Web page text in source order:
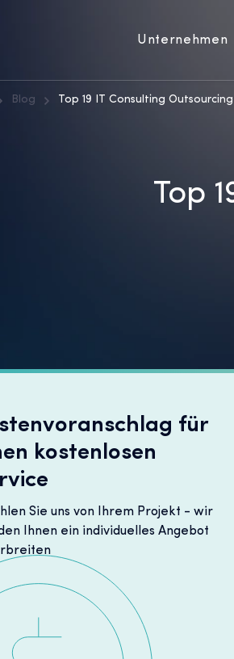
Unternehmen
Blog Top 19 IT Consulting
Top
für
kostenlosen
Sie uns von Ihrem Projekt - wir
Ihnen ein individuelles Angebot